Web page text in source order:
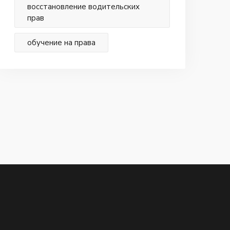
восстановление водительских
прав
обучение на права